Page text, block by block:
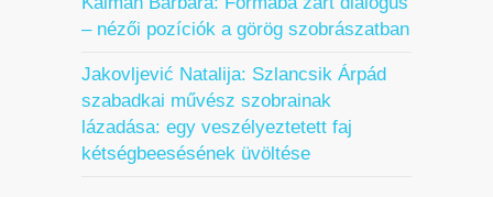
– nézői pozíciók a görög szobrászatban
Jakovljević Natalija: Szlancsik Árpád
szabadkai művész szobrainak
lázadása: egy veszélyeztetett faj
kétségbeesésének üvöltése